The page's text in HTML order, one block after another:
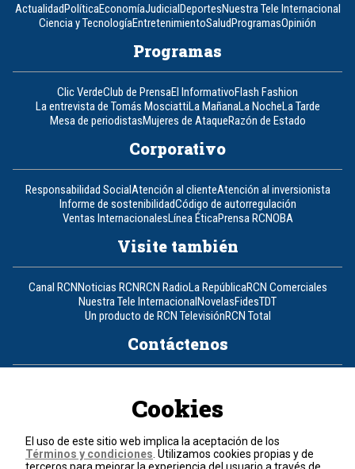
ActualidadPolíticaEconomíaJudicialDeportesNuestra Tele Internacional
Ciencia y TecnologíaEntretenimientoSaludProgramasOpinión
Programas
Clic VerdeClub de PrensaEl InformativoFlash Fashion
La entrevista de Tomás MosciattiLa MañanaLa NocheLa Tarde
Mesa de periodistasMujeres de AtaqueRazón de Estado
Corporativo
Responsabilidad SocialAtención al clienteAtención al inversionista
Informe de sostenibilidadCódigo de autorregulación
Ventas InternacionalesLínea ÉticaPrensa RCNOBA
Visite también
Canal RCNNoticias RCNRCN RadioLa RepúblicaRCN Comerciales
Nuestra Tele InternacionalNovelasFidesTDT
Un producto de RCN TelevisiónRCN Total
Contáctenos
Política de cookies
Términos y condiciones
Cookies
El uso de este sitio web implica la aceptación de los
Términos y condiciones . Utilizamos cookies propias y de